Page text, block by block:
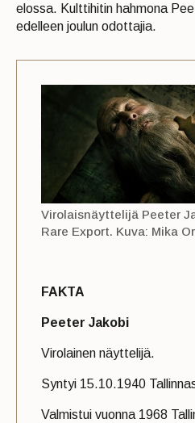
elossa. Kulttihitin hahmona
edelleen joulun odottajia.
Virolaisnäyttelijä Peeter
Rare Export. Kuva: Mika
FAKTA
Peeter Jakobi
Virolainen näyttelijä.
Syntyi 15.10.1940
Valmistui vuonna 1968